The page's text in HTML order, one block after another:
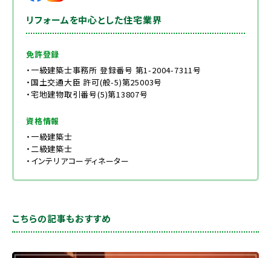
リフォームを中心とした住宅業界
免許登録
・一級建築士事務所 登録番号 第1-2004-7311号
・国土交通大臣 許可(般-5)第25003号
・宅地建物取引番号(5)第13807号
資格情報
・一級建築士
・二級建築士
・インテリアコーディネーター
こちらの記事もおすすめ